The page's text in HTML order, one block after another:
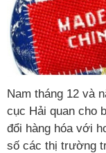
Nam tháng 12 và
cục Hải quan cho
đổi hàng hóa với
số các thị trường